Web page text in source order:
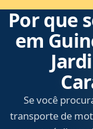
Por que
em
Se você
transporte de